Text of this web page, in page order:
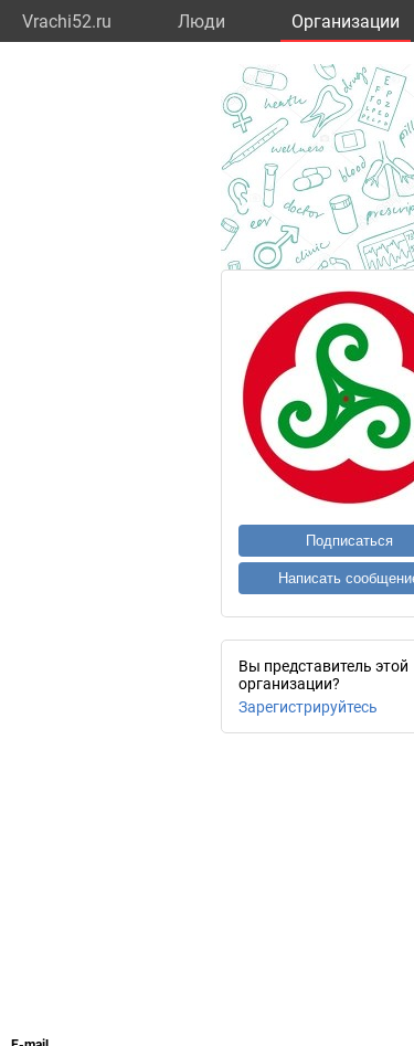
Vrachi52.ru Люди Организации
Подписаться
Написать
Вы представитель этой
организации?
Зарегистрируйтесь